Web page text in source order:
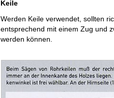
Keile
Werden Keile verwendet, sollten
entsprechend mit einem Zug und
werden können.